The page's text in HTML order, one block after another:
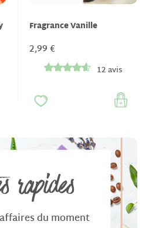
Fragrance Vanille
2,99 €
12 avis
rapides
du moment